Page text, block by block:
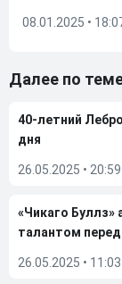
08.01.2025 •
Далее по
40-летний
дня
26.05.2025 • 20:59
«Чикаго Буллз»
талантом
26.05.2025 • 11:03